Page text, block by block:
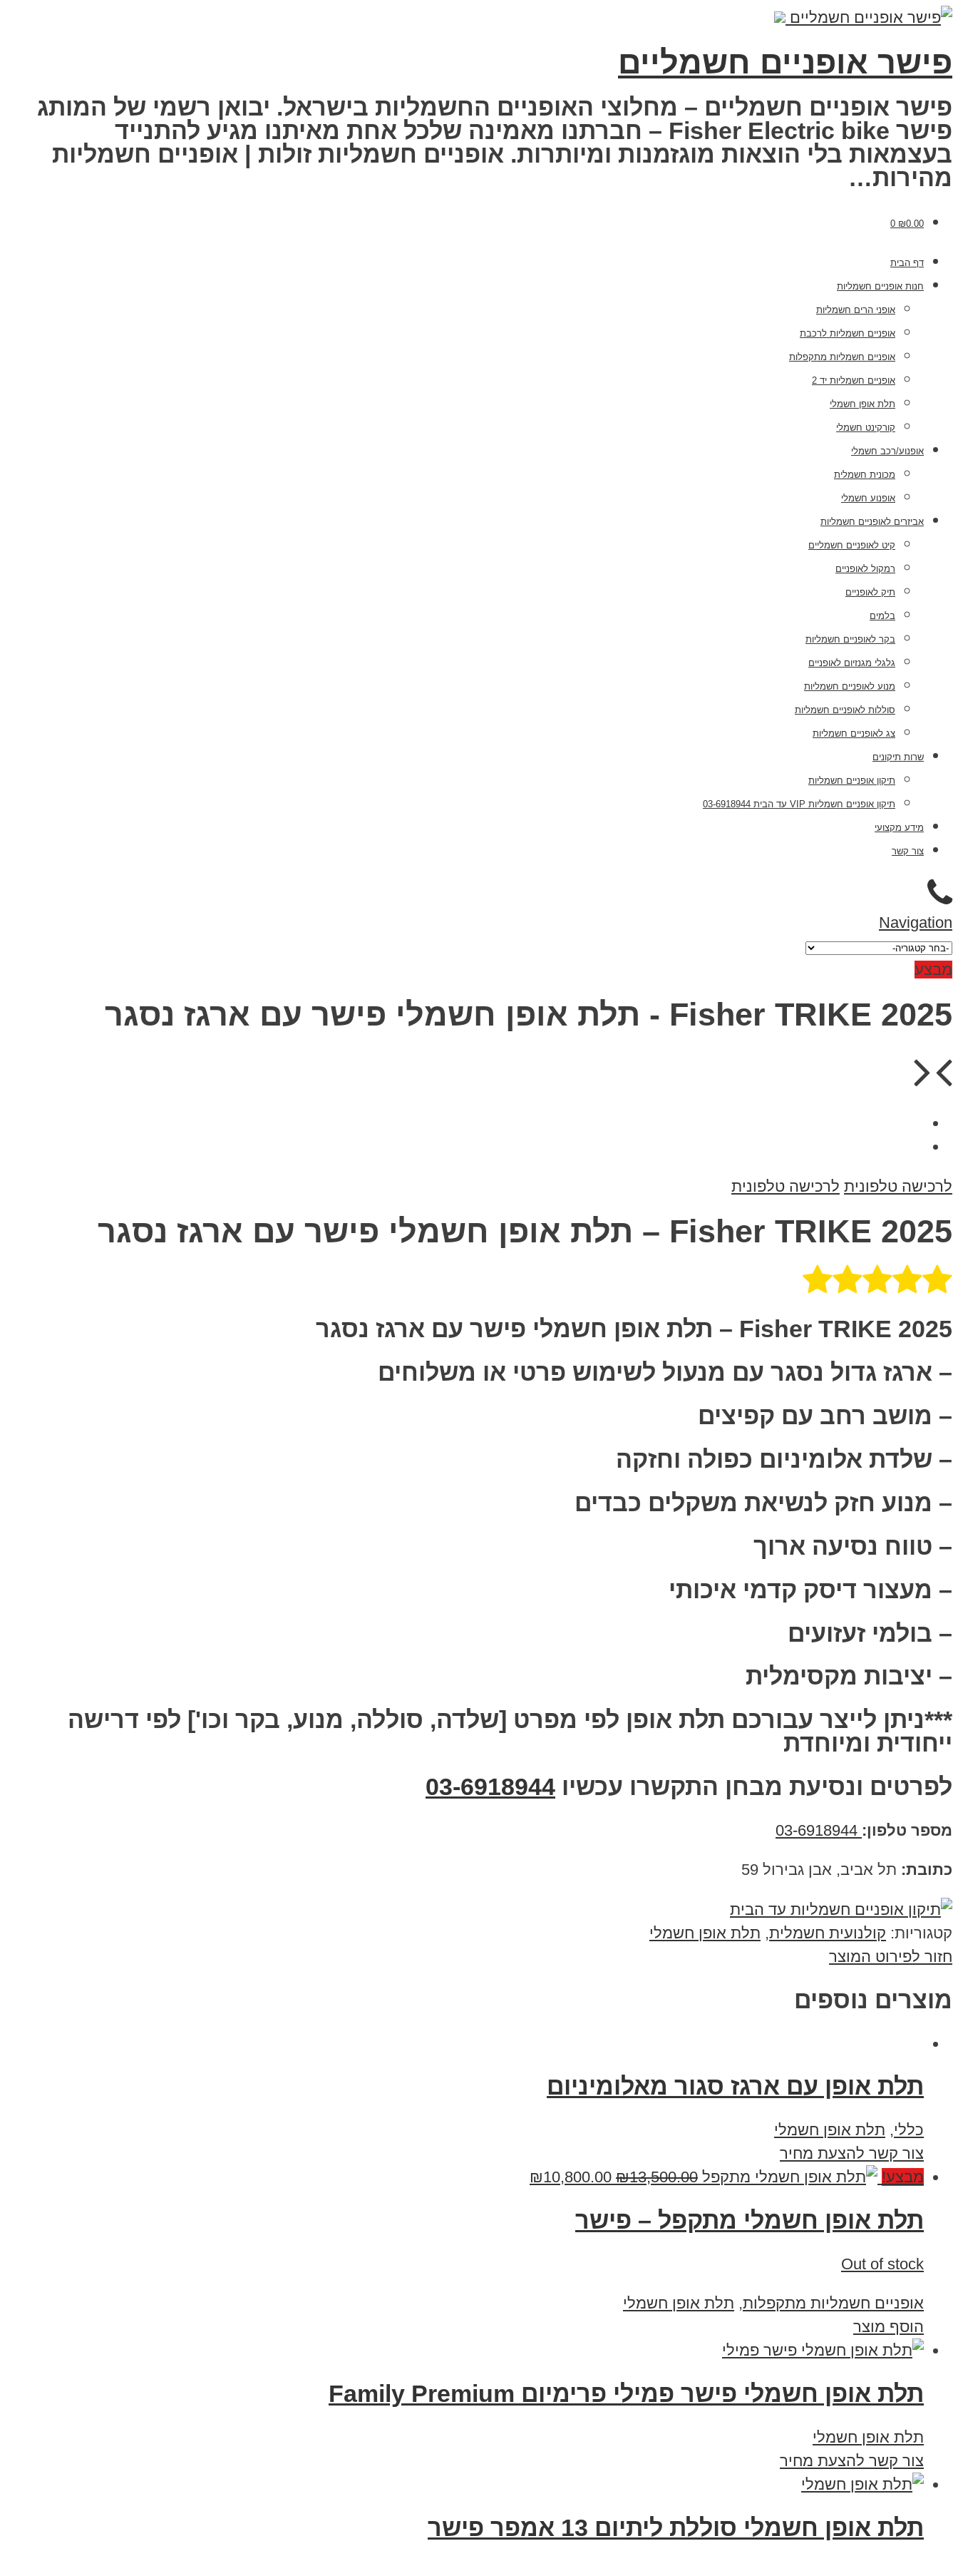
פישר אופניים חשמליים
פישר אופניים חשמליים – מחלוצי האופניים החשמליות בישראל. יבואן רשמי של המותג
פישר Fisher Electric bike – חברתנו מאמינה שלכל אחת מאיתנו מגיע להתנייד
בעצמאות בלי הוצאות מוגזמנות ומיותרות. אופניים חשמליות זולות | אופניים חשמליות
מהירות…
₪0.00
0
דף הבית
חנות אופניים חשמליות
אופני הרים חשמליות
אופניים חשמליות לרכבת
אופניים חשמליות מתקפלות
אופניים חשמליות יד 2
תלת אופן חשמלי
קורקינט חשמלי
אופנוע/רכב חשמלי
מכונית חשמלית
אופנוע חשמלי
אביזרים לאופניים חשמליות
קיט לאופניים חשמליים
רמקול לאופניים
תיק לאופניים
בלמים
בקר לאופניים חשמליות
גלגלי מגנזיום לאופניים
מנוע לאופניים חשמליות
סוללות לאופניים חשמליות
צג לאופניים חשמליות
שרות תיקונים
תיקון אופניים חשמליות
תיקון אופניים חשמליות VIP עד הבית 03-6918944
מידע מקצועי
צור קשר
Navigation
מבצע
Fisher TRIKE 2025 - תלת אופן חשמלי פישר עם ארגז נסגר
לרכישה טלפונית לרכישה טלפונית
Fisher TRIKE 2025 – תלת אופן חשמלי פישר עם ארגז נסגר
Fisher TRIKE 2025 – תלת אופן חשמלי פישר עם ארגז נסגר
– ארגז גדול נסגר עם מנעול לשימוש פרטי או משלוחים
– מושב רחב עם קפיצים
– שלדת אלומיניום כפולה וחזקה
– מנוע חזק לנשיאת משקלים כבדים
– טווח נסיעה ארוך
– מעצור דיסק קדמי איכותי
– בולמי זעזועים
– יציבות מקסימלית
***ניתן לייצר עבורכם תלת אופן לפי מפרט [שלדה, סוללה, מנוע, בקר וכו'] לפי דרישה
ייחודית ומיוחדת
לפרטים ונסיעת מבחן התקשרו עכשיו 03-6918944
מספר טלפון:
כתובת: תל אביב, אבן גבירול 59
קטגוריות: קולנועית חשמלית, תלת אופן חשמלי
חזור לפירוט המוצר
מוצרים נוספים
תלת אופן עם ארגז סגור מאלומיניום
כללי, תלת אופן חשמלי
צור קשר להצעת מחיר
מבצע!
₪13,500.00
₪10,800.00
תלת אופן חשמלי מתקפל – פישר
Out of stock
אופניים חשמליות מתקפלות, תלת אופן חשמלי
הוסף מוצר
תלת אופן חשמלי פישר פמילי פרימיום Family Premium
תלת אופן חשמלי
צור קשר להצעת מחיר
תלת אופן חשמלי סוללת ליתיום 13 אמפר פישר